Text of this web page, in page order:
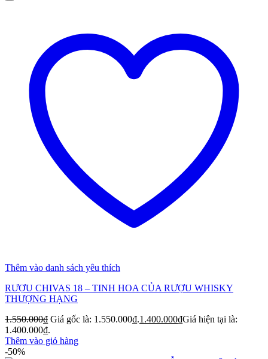
Thêm vào danh sách yêu thích
RƯỢU CHIVAS 18 – TINH HOA CỦA RƯỢU WHISKY
THƯỢNG HẠNG
1.550.000₫ Giá gốc là: 1.550.000₫.1.400.000₫Giá hiện tại là:
1.400.000₫.
Thêm vào giỏ hàng
-50%